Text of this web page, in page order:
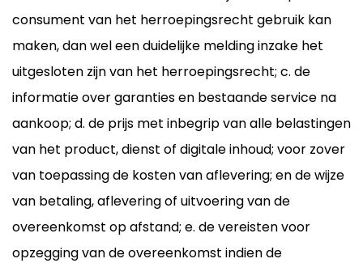
consument van het herroepingsrecht gebruik kan
maken, dan wel een duidelijke melding inzake het
uitgesloten zijn van het herroepingsrecht; c. de
informatie over garanties en bestaande service na
aankoop; d. de prijs met inbegrip van alle belastingen
van het product, dienst of digitale inhoud; voor zover
van toepassing de kosten van aflevering; en de wijze
van betaling, aflevering of uitvoering van de
overeenkomst op afstand; e. de vereisten voor
opzegging van de overeenkomst indien de